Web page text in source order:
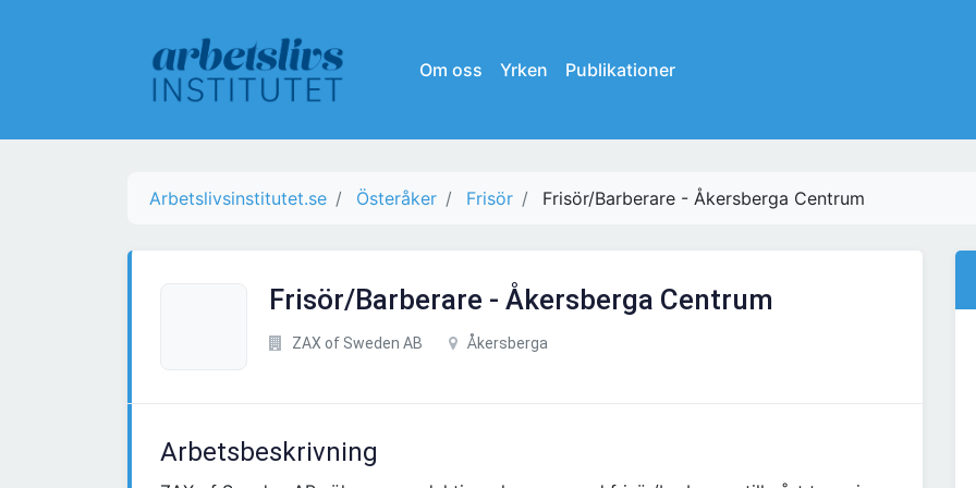
Om oss Yrken Publikationer
Arbetslivsinstitutet.se Österåker Frisör Frisör/Barberare - Åkersberga Centrum
Frisör/Barberare - Åkersberga Centrum
ZAX of Sweden AB Åkersberga
Arbetsbeskrivning